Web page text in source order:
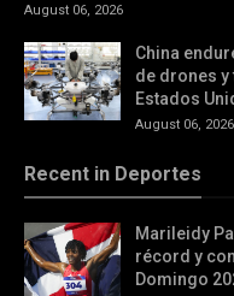
August 06, 2026
China
de drones
Estados
August 06, 2026
Recent in Deportes
Marileidy
récord y
Domingo